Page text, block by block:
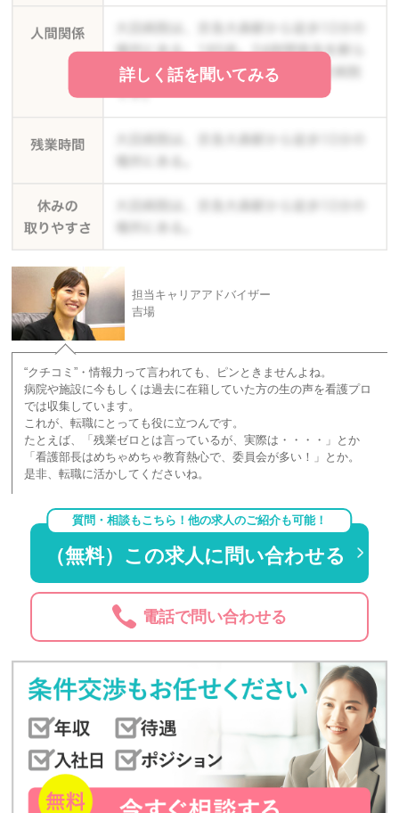
詳しく話を聞いてみる
担当キャリアアドバイザー
吉場
“クチコミ”・情報力って言われても、ピンときませんよね。
病院や施設に今もしくは過去に在籍していた方の生の声を看護プロ
では収集しています。
これが、転職にとっても役に立つんです。
たとえば、「残業ゼロとは言っているが、実際は・・・・」とか
「看護部長はめちゃめちゃ教育熱心で、委員会が多い！」とか。
是非、転職に活かしてくださいね。
質問・相談もこちら！他の求人のご紹介も可能！
（無料）この求人に問い合わせる
電話で問い合わせる